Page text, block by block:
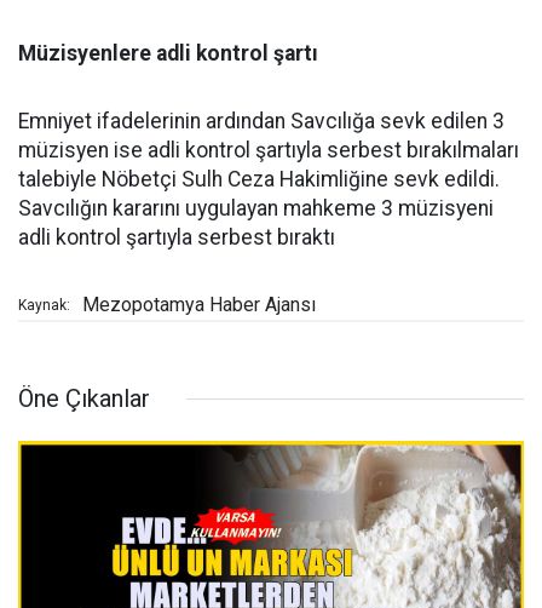
Müzisyenlere adli kontrol şartı
Emniyet ifadelerinin ardından Savcılığa sevk edilen 3
müzisyen ise adli kontrol şartıyla serbest bırakılmaları
talebiyle Nöbetçi Sulh Ceza Hakimliğine sevk edildi.
Savcılığın kararını uygulayan mahkeme 3 müzisyeni
adli kontrol şartıyla serbest bıraktı
Kaynak: Mezopotamya Haber Ajansı
Öne Çıkanlar